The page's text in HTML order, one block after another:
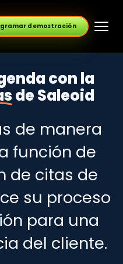
demostración
con la
de Saleoid
de manera
función de
de citas de
su proceso
para una
del cliente.